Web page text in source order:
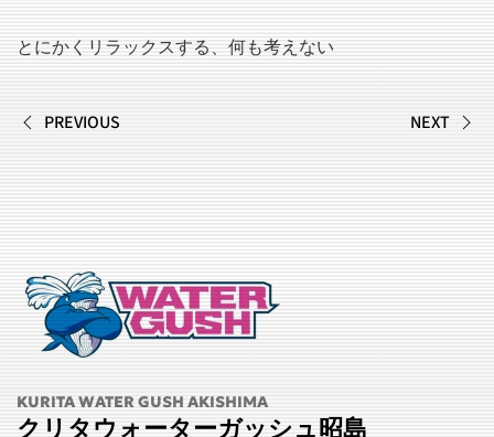
とにかくリラックスする、何も考えない
PREVIOUS NEXT
KURITA WATER GUSH AKISHIMA
クリタウォーターガッシュ昭島